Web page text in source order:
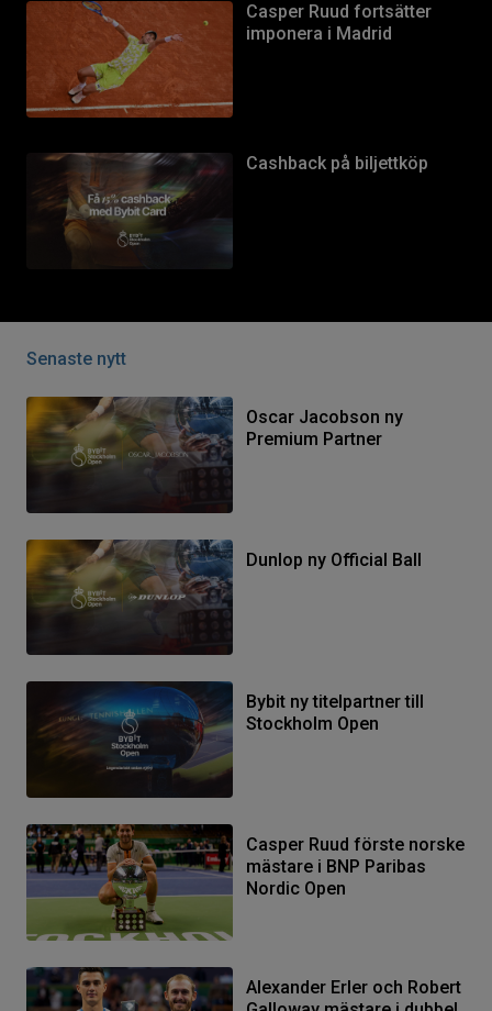
Casper Ruud fortsätter
imponera i Madrid
Cashback på biljettköp
Senaste nytt
Oscar Jacobson ny
Premium Partner
Dunlop ny Official Ball
Bybit ny titelpartner till
Stockholm Open
Casper Ruud förste norske
mästare i BNP Paribas
Nordic Open
Alexander Erler och Robert